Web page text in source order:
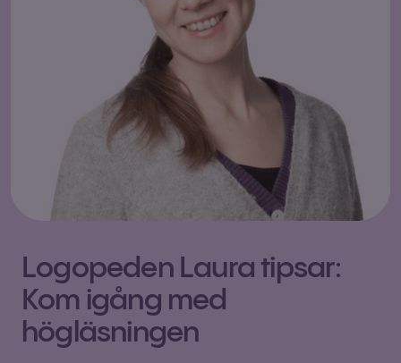
Logopeden Laura tipsar:
Kom igång med
högläsningen